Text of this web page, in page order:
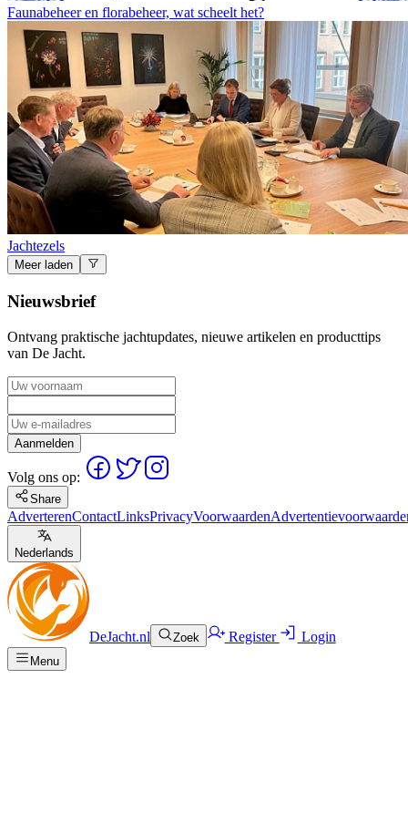
Faunabeheer en florabeheer, wat scheelt het?
Jachtezels
Meer laden
Nieuwsbrief
Ontvang praktische jachtupdates, nieuwe artikelen en producttips
van De Jacht.
Aanmelden
Volg ons op:
Share
AdverterenContactLinksPrivacyVoorwaarden
Nederlands
DeJacht.nl Zoek Register Login
Menu